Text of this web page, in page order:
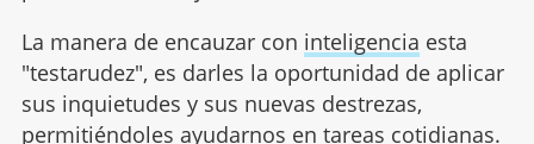
La manera de encauzar con inteligencia esta
"testarudez", es darles la oportunidad de aplicar
sus inquietudes y sus nuevas destrezas,
permitiéndoles ayudarnos en tareas cotidianas.